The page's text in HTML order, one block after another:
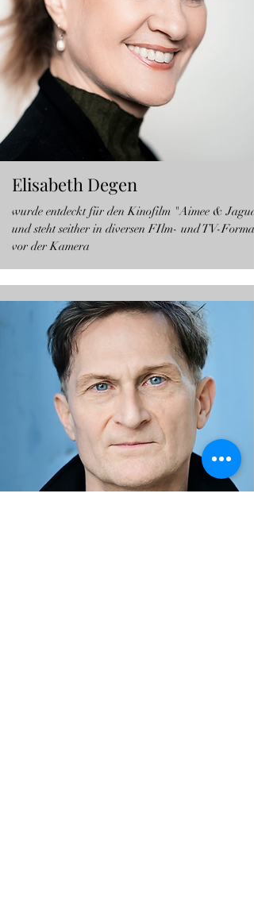
Elisabeth Degen
wurde entdeckt für den Kinofilm "Aimee &
und steht seither in diversen FIlm- und TV-
vor der Kamera